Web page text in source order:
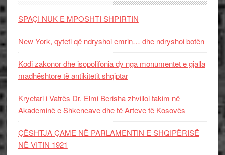
SPAÇI NUK E MPOSHTI SHPIRTIN
New York, qyteti që ndryshoi emrin… dhe ndryshoi botën
Kodi zakonor dhe isopolifonia dy nga monumentet e gjalla
madhështore të antikitetit shqiptar
Kryetari i Vatrës Dr. Elmi Berisha zhvilloi takim në
Akademinë e Shkencave dhe të Arteve të Kosovës
ÇËSHTJA ÇAME NË PARLAMENTIN E SHQIPËRISË
NË VITIN 1921